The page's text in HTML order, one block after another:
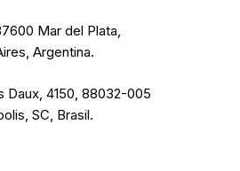
Mar del Plata,
Argentina.
Daux, 4150, 88032-005
SC, Brasil.